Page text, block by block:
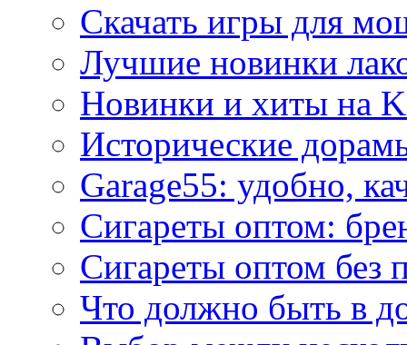
Скачать игры для
Лучшие новинки
Новинки и хиты на
Исторические
Garage55: удобно,
Сигареты оптом:
Сигареты оптом без
Что должно быть в